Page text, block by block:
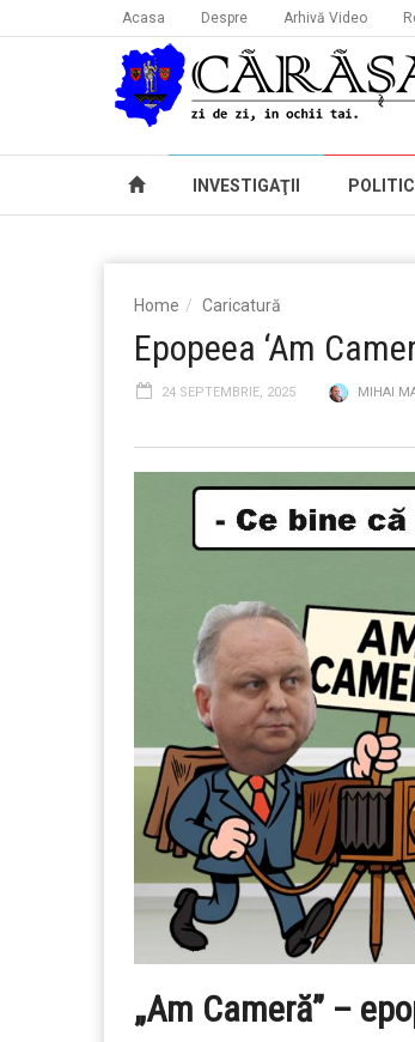
Acasa Despre Arhivă Video
INVESTIGAŢII
Home Caricatură
Epopeea ‘Am
24 SEPTEMBRIE, 2025 MIHAI
„Am Cameră” –